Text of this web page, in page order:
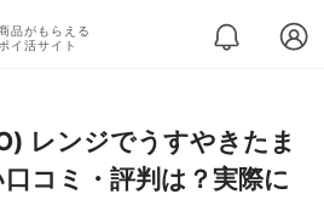
品がもらえる
イ活サイト
レンジでうすやきたま
コミ・評判は？実際に